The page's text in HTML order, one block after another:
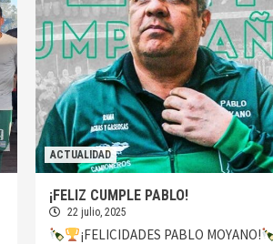
ACTUALIDAD
¡FELIZ CUMPLE PABLO!
22 julio, 2025
¡FELICIDADES PABLO MOYANO!